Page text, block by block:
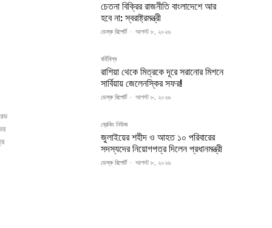
চেতনা বিক্রির রাজনীতি বাংলাদেশে আর
হবে না: স্বরাষ্ট্রমন্ত্রী
ডেস্ক রিপোর্ট - আগস্ট ৮, ২০২৬
বর্হিবিশ্ব
রাশিয়া থেকে মিত্রকে দূরে সরানোর মিশনে
সার্বিয়ায় জেলেনস্কির সফর!
ডেস্ক রিপোর্ট - আগস্ট ৮, ২০২৬
ব্রেকিং নিউজ
জুলাইয়ের শহীদ ও আহত ১০ পরিবারের
সদস্যদের নিয়োগপত্র দিলেন প্রধানমন্ত্রী
ডেস্ক রিপোর্ট - আগস্ট ৮, ২০২৬